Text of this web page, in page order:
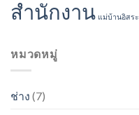
สำนักงาน แม่บ้านอิสระ
หมวดหมู่
ช่าง (7)